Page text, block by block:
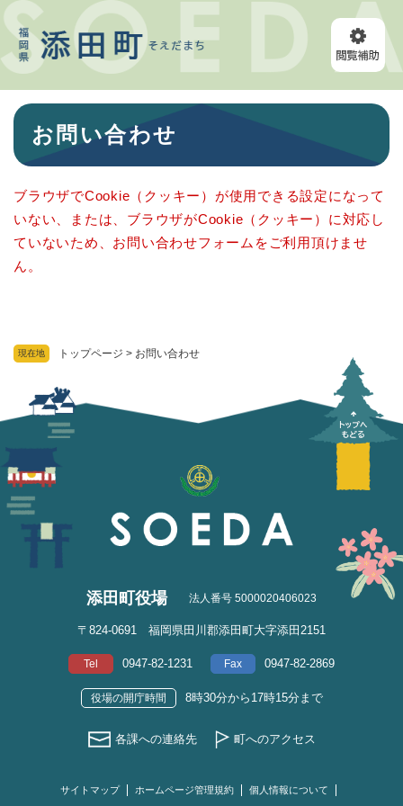
ペ
ー
の
メニューを飛ばして本文へ
現在地 トップページ > お問い合わせ
本
お問い合わせ
ブラウザでCookie（クッキー）が使用できる設定になって
いない、または、ブラウザがCookie（クッキー）に対応し
ていないため、お問い合わせフォームをご利用頂けませ
ん。
添田町役場 法人番号 5000020406023
〒824-0691 福岡県田川郡添田町大字添田2151
Tel 0947-82-1231 Fax 0947-82-2869
役場の開庁時間 8時30分から17時15分まで
各課への連絡先 町へのアクセス
サイトマップ ホームページ管理規約 個人情報について